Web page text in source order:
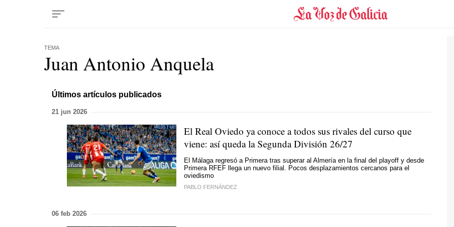
TEMA
Juan Antonio Anquela
Últimos artículos publicados
21 jun 2026
El Real Oviedo ya conoce a todos sus rivales del curso que
viene: así queda la Segunda División 26/27
El Málaga regresó a Primera tras superar al Almería en la final del playoff y desde
Primera RFEF llega un nuevo filial. Pocos desplazamientos cercanos para el
oviedismo
PABLO FERNÁNDEZ
06 feb 2026